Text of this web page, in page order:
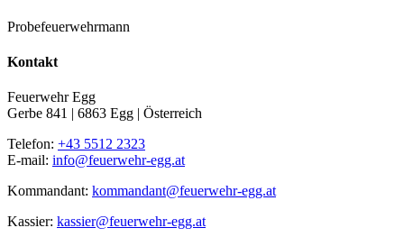
Probefeuerwehrmann
Kontakt
Feuerwehr Egg
Gerbe 841 | 6863 Egg | Österreich
Telefon: +43 5512 2323
E-mail: info@feuerwehr-egg.at
Kommandant: kommandant@feuerwehr-egg.at
Kassier: kassier@feuerwehr-egg.at